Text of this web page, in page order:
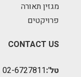
מגזין תאורה
פרויקטים
CONTACT US
טל':02-6727811